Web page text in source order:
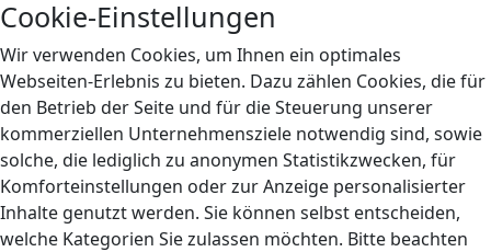
Cookie-Einstellungen
Wir verwenden Cookies, um Ihnen ein optimales
Webseiten-Erlebnis zu bieten. Dazu zählen Cookies, die für
den Betrieb der Seite und für die Steuerung unserer
kommerziellen Unternehmensziele notwendig sind, sowie
solche, die lediglich zu anonymen Statistikzwecken, für
Komforteinstellungen oder zur Anzeige personalisierter
Inhalte genutzt werden. Sie können selbst entscheiden,
welche Kategorien Sie zulassen möchten. Bitte beachten